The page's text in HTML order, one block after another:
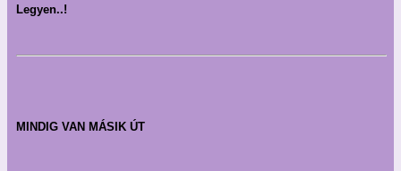
Legyen..!
MINDIG VAN MÁSIK ÚT